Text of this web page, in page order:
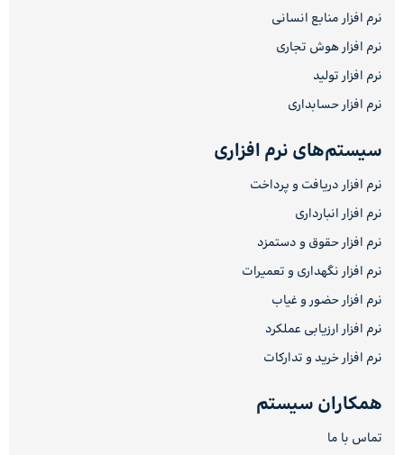
نرم افزار منابع انسانی
نرم افزار هوش تجاری
نرم افزار تولید
نرم افزار حسابداری
سیستم‌های نرم افزاری
نرم افزار دریافت و پرداخت
نرم افزار انبارداری
نرم افزار حقوق و دستمزد
نرم افزار نگهداری و تعمیرات
نرم افزار حضور و غیاب
نرم افزار ارزیابی عملکرد
نرم افزار خرید و تدارکات
همکاران سیستم
تماس با ما